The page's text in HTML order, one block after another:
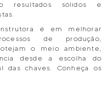
resultados sólidos e
é em melhorar
de produção,
o meio ambiente,
desde a escolha do
chaves. Conheça os